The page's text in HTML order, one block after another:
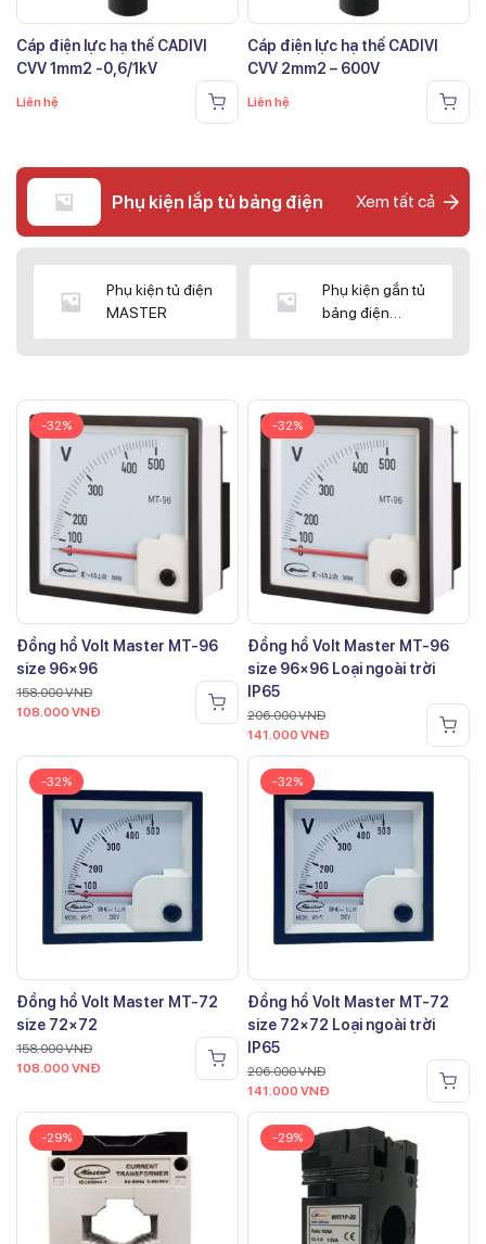
Cáp điện lực hạ thế CADIVI
CVV 1mm2 -0,6/1kV
Liên hệ
Cáp điện lực hạ thế CADIVI
CVV 2mm2 – 600V
Liên hệ
Phụ kiện lắp tủ bảng điện Xem tất cả
Phụ kiện tủ điện
MASTER
Phụ kiện gắn tủ
bảng điện
-32%
Đồng hồ Volt Master MT-96
size 96×96
158.000VNĐ
108.000 VNĐ
-32%
Đồng hồ Volt Master MT-96
size 96×96 Loại ngoài trời
IP65
206.000VNĐ
141.000 VNĐ
-32%
Đồng hồ Volt Master MT-72
size 72×72
158.000VNĐ
108.000 VNĐ
-32%
Đồng hồ Volt Master MT-72
size 72×72 Loại ngoài trời
IP65
206.000VNĐ
141.000 VNĐ
-29% -29%